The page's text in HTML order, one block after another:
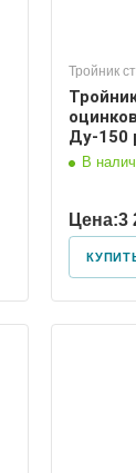
Тройник
Ду-150
В
Цена:3